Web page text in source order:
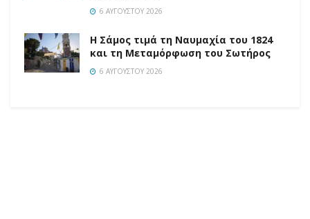
6 ΑΥΓΟΎΣΤΟΥ 2026
Η Σάμος τιμά τη Ναυμαχία του 1824
και τη Μεταμόρφωση του Σωτήρος
6 ΑΥΓΟΎΣΤΟΥ 2026